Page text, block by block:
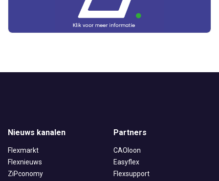
Nieuws kanalen
Flexmarkt
Flexnieuws
ZiPconomy
Partners
CAOloon
Easyflex
Flexsupport